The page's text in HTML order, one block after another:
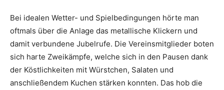
Bei idealen Wetter- und Spielbedingungen hörte man
oftmals über die Anlage das metallische Klickern und
damit verbundene Jubelrufe. Die Vereinsmitglieder boten
sich harte Zweikämpfe, welche sich in den Pausen dank
der Köstlichkeiten mit Würstchen, Salaten und
anschließendem Kuchen stärken konnten. Das hob die